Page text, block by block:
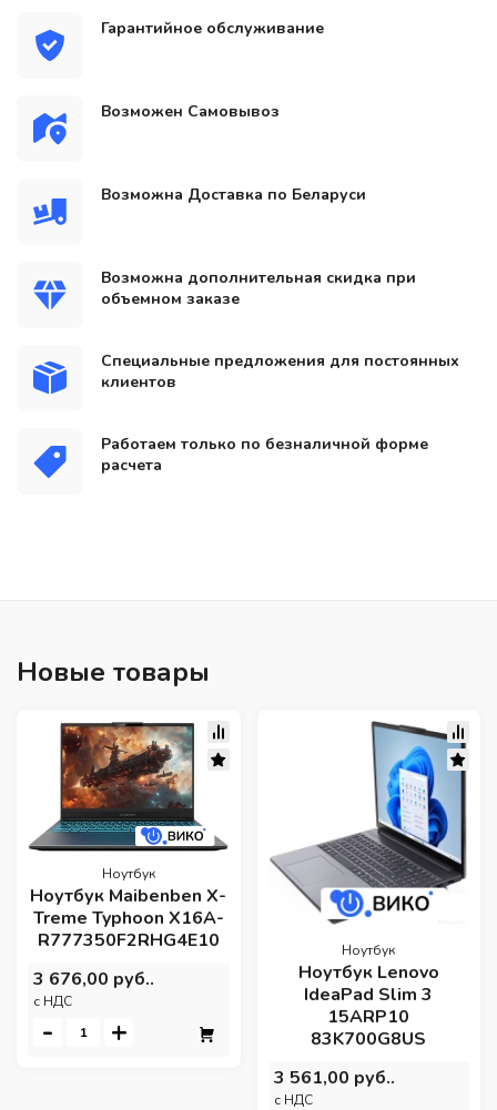
Гарантийное обслуживание
Возможен Самовывоз
Возможна Доставка по Беларуси
Возможна дополнительная скидка при
объемном заказе
Специальные предложения для постоянных
клиентов
Работаем только по безналичной форме
расчета
Новые товары
Ноутбук
Ноутбук Maibenben X-
Treme Typhoon X16A-
R777350F2RHG4E10
3 676,00 руб..
c НДС
- +
Ноутбук
Ноутбук Lenovo
IdeaPad Slim 3
15ARP10
83K700G8US
3 561,00 руб..
c НДС